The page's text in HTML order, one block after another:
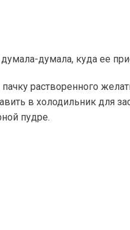
думала, куда ее
пачку растворенного
в холодильник для
пудре.